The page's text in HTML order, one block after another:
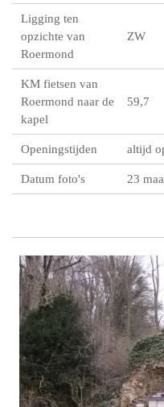
Ligging ten
opzichte van
Roermond
ZW
KM fietsen van
Roermond naar de
kapel
59,7
Openingstijden altijd
Datum foto's 23